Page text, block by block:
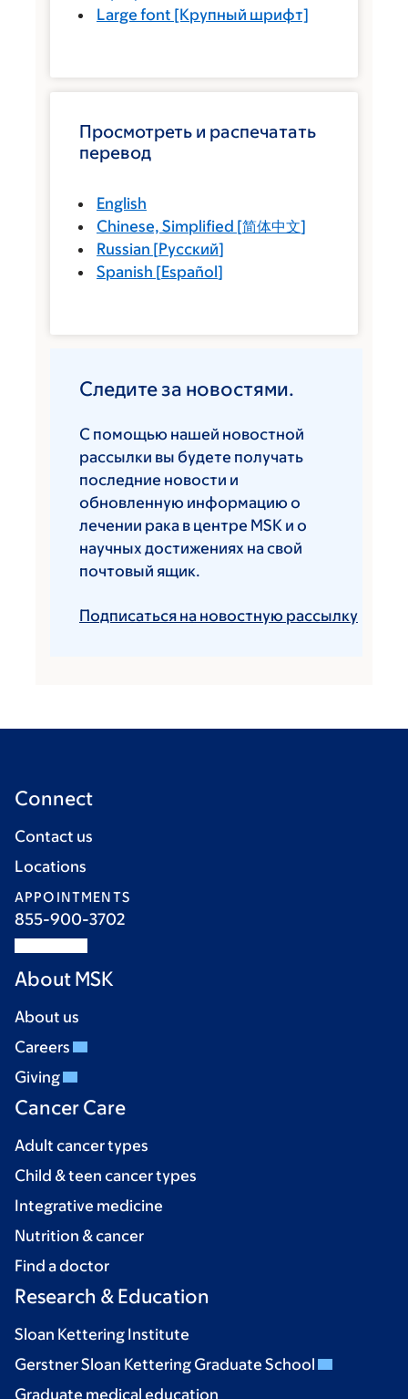
Large font [Крупный шрифт]
Просмотреть и распечатать
перевод
English
Chinese, Simplified [简体中文]
Russian [Русский]
Spanish [Español]
Следите за новостями.
С помощью нашей новостной
рассылки вы будете получать
последние новости и
обновленную информацию о
лечении рака в центре MSK и о
научных достижениях на свой
почтовый ящик.
Подписаться на новостную рассылку
Connect
Contact us
Locations
APPOINTMENTS
855-900-3702
About MSK
About us
Careers
Giving
Cancer Care
Adult cancer types
Child & teen cancer types
Integrative medicine
Nutrition & cancer
Find a doctor
Research & Education
Sloan Kettering Institute
Gerstner Sloan Kettering Graduate School
Graduate medical education